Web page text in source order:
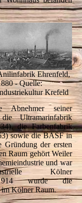
Ehrenfeld,
- Quelle:
Krefeld
Abnehmer seiner
Ultramarinfabrik
die Farbenfabrik
sowie die BASF in
Gründung der ersten
Raum gehört Weiler
und war
Kölner
1914 wurde die
Kölner Raum.